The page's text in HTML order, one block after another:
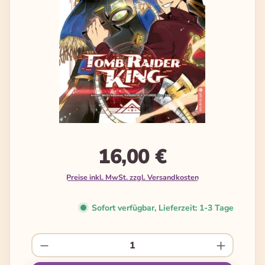
16,00 €
Preise inkl. MwSt. zzgl. Versandkosten
Sofort verfügbar, Lieferzeit: 1-3 Tage
Produkt Anzahl: Gib den gewünschten